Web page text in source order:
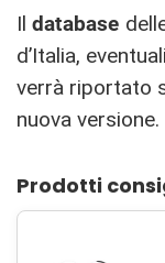
Il database
d’Italia,
verrà riportato
nuova versione.
Prodotti